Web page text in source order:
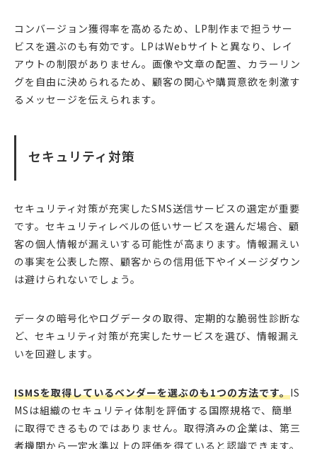
コンバージョン獲得率を高めるため、LP制作まで担うサー
ビスを選ぶのも有効です。LPはWebサイトと異なり、レイ
アウトの制限がありません。画像や文章の配置、カラーリン
グを自由に決められるため、顧客の関心や購買意欲を刺激す
るメッセージを伝えられます。
セキュリティ対策
セキュリティ対策が充実したSMS送信サービスの選定が重要
です。セキュリティレベルの低いサービスを選んだ場合、顧
客の個人情報が漏えいする可能性が高まります。情報漏えい
の事実を公表した際、顧客からの信用低下やイメージダウン
は避けられないでしょう。
データの暗号化やログデータの取得、定期的な脆弱性診断な
ど、セキュリティ対策が充実したサービスを選び、情報漏え
いを回避します。
ISMSを取得しているベンダーを選ぶのも1つの方法です。IS
MSは組織のセキュリティ体制を評価する国際規格で、簡単
に取得できるものではありません。取得済みの企業は、第三
者機関から一定水準以上の評価を得ていると認識できます。